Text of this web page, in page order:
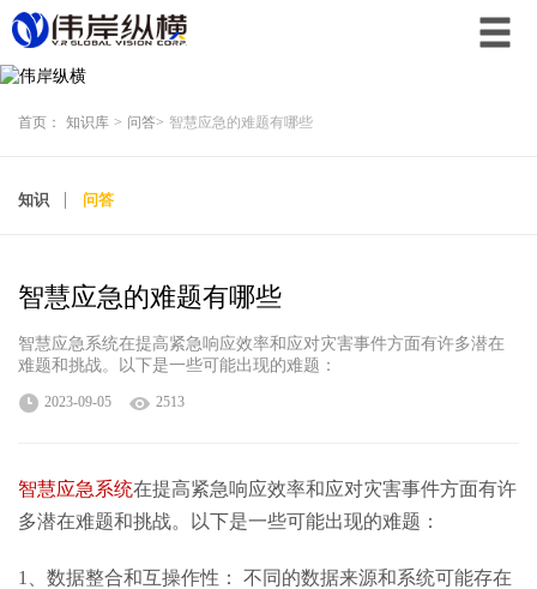
首页： 知识库 > 问答> 智慧应急的难题有哪些
知识 问答
智慧应急的难题有哪些
智慧应急系统在提高紧急响应效率和应对灾害事件方面有许多潜在
难题和挑战。以下是一些可能出现的难题：
2023-09-05 2513
智慧应急系统在提高紧急响应效率和应对灾害事件方面有许
多潜在难题和挑战。以下是一些可能出现的难题：
1、数据整合和互操作性： 不同的数据来源和系统可能存在